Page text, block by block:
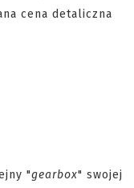
cena detaliczna
"gearbox" swojej